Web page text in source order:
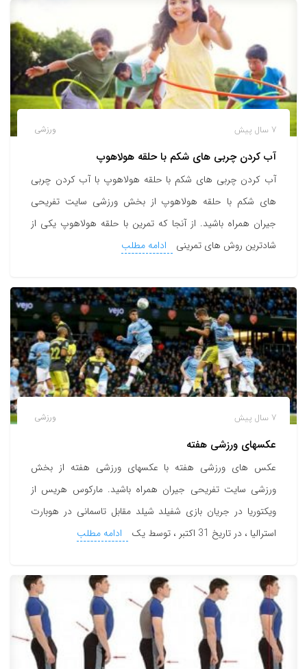
ورزشی 7 سال پیش
آب کردن چربی های شکم با حلقه هولاهوپ
آب کردن چربی های شکم با حلقه هولاهوپ با آب کردن چربی
های شکم با حلقه هولاهوپ از بخش ورزشی سایت تفریحی
جیران همراه باشید. از آنجا که تمرین با حلقه هولاهوپ یکی از
شادترین روش های تمرینی
ادامه مطلب
ورزشی 7 سال پیش
عکسهای ورزشی هفته
عکس های ورزشی هفته با عکسهای ورزشی هفته از بخش
ورزشی سایت تفریحی جیران همراه باشید. مارکوس هریس از
ویکتوریا در جریان بازی شفیلد شیلد مقابل تاسمانی در هوبارت
استرالیا ، در تاریخ 31 اکتبر ، توسط یک
ادامه مطلب